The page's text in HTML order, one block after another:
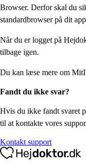
Browser. Derfor skal du
standardbrowser på dit
Når du er logget på
tilbage igen.
Du kan læse mere om
Fandt du ikke svar?
Hvis du ikke fandt svaret
til at kontakte vores
Kontakt support